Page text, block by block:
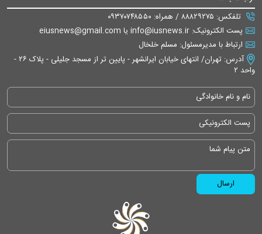
تلفکس: ۸۸۸۲۹۲۷۵ / همراه: ۰۹۳۷۰۷۴۸۵۵۰
پست الکترونیک: info@iusnews.ir یا eiusnews@gmail.com
ارتباط با مدیرمسئول: مسلم خلخال
آدرس: تهران/ انتهای خیابان ایرانشهر - پایین تر از مسجد جلیلی - پلاک ۲۶ -
واحد ۲